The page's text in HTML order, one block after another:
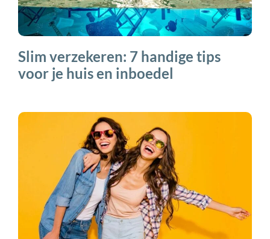
Slim verzekeren: 7 handige tips
voor je huis en inboedel